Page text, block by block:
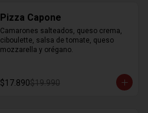
Pizza Capone
Camarones salteados, queso crema,
ciboulette, salsa de tomate, queso
mozzarella y orégano.
$17.890$19.990